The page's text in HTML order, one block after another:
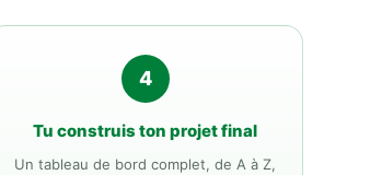
4
Tu construis ton projet final
Un tableau de bord complet, de A à Z,